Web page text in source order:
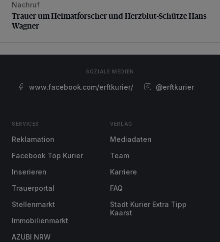
Trauer um Heimatforscher und Herzblut-Schütze Hans
Nachruf
Trauer um Heimatforscher und Herzblut-Schütze Hans
Wagner
SOZIALE MEDIEN
www.facebook.com/erftkurier/ @erftkurier
SERVICES
Reklamation
Facebook Top Kurier
Inserieren
Trauerportal
Stellenmarkt
Immobilienmarkt
AZUBI NRW
VERLAG
Mediadaten
Team
Karriere
FAQ
Stadt Kurier Extra Tipp
Kaarst